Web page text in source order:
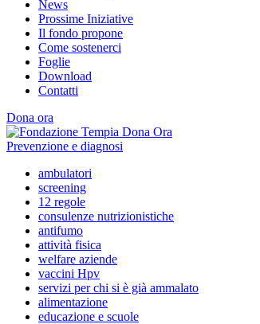
News
Prossime Iniziative
Il fondo propone
Come sostenerci
Foglie
Download
Contatti
Dona ora
Prevenzione e diagnosi
ambulatori
screening
12 regole
consulenze nutrizionistiche
antifumo
attività fisica
welfare aziende
vaccini Hpv
servizi per chi si è già ammalato
alimentazione
educazione e scuole